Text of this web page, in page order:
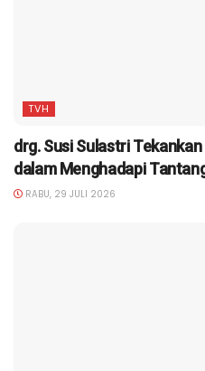
TVH
drg. Susi Sulastri
dalam Menghadapi
RABU, 29 JULI 2026